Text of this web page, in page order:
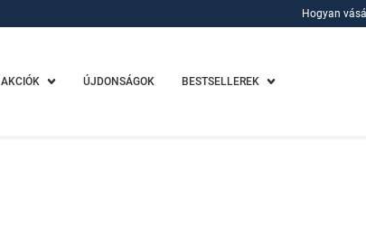
Hogyan
AKCIÓK ÚJDONSÁGOK BESTSELLEREK